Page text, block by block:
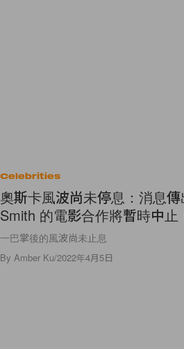
Celebrities
奧斯卡風波尚未停息：消息
Smith 的電影合作將暫時中止
一巴掌後的風波尚未止息
By Amber Ku/2022年4月5日